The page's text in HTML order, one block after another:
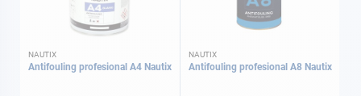
NAUTIX
Antifouling profesional A4 Nautix
NAUTIX
Antifouling profesional A8 Nautix